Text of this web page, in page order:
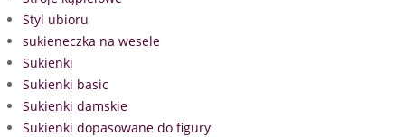
Styl ubioru
sukieneczka na wesele
Sukienki
Sukienki basic
Sukienki damskie
Sukienki dopasowane do figury